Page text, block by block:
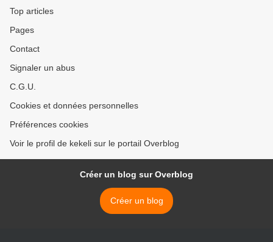
Top articles
Pages
Contact
Signaler un abus
C.G.U.
Cookies et données personnelles
Préférences cookies
Voir le profil de kekeli sur le portail Overblog
Créer un blog sur Overblog
Créer un blog